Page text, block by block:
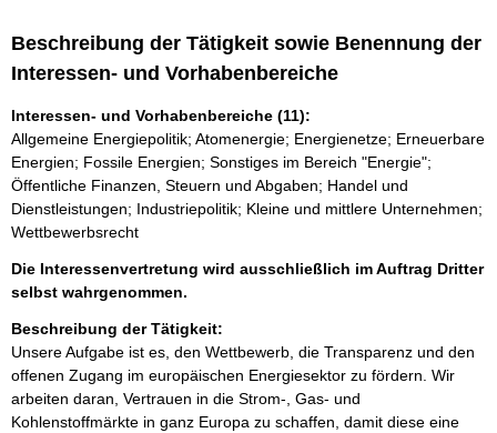
Beschreibung der Tätigkeit sowie Benennung der
Interessen- und Vorhabenbereiche
Interessen- und Vorhabenbereiche (11):
Allgemeine Energiepolitik; Atomenergie; Energienetze; Erneuerbare
Energien; Fossile Energien; Sonstiges im Bereich "Energie";
Öffentliche Finanzen, Steuern und Abgaben; Handel und
Dienstleistungen; Industriepolitik; Kleine und mittlere Unternehmen;
Wettbewerbsrecht
Die Interessenvertretung wird ausschließlich im Auftrag Dritter
selbst wahrgenommen.
Beschreibung der Tätigkeit:
Unsere Aufgabe ist es, den Wettbewerb, die Transparenz und den
offenen Zugang im europäischen Energiesektor zu fördern. Wir
arbeiten daran, Vertrauen in die Strom-, Gas- und
Kohlenstoffmärkte in ganz Europa zu schaffen, damit diese eine